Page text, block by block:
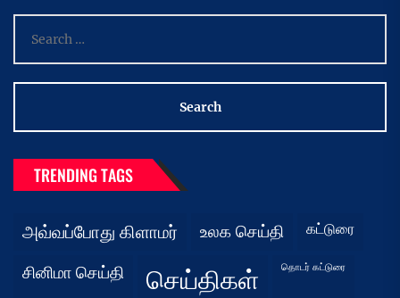
for:
TRENDING TAGS
அவ்வப்போது கிளாமர் உலக செய்தி கட்டுரை
சினிமா செய்தி செய்திகள் தொடர் கட்டுரை